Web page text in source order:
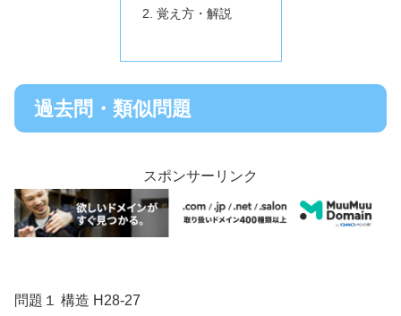
覚え方・解説
過去問・類似問題
スポンサーリンク
問題１ 構造 H28-27